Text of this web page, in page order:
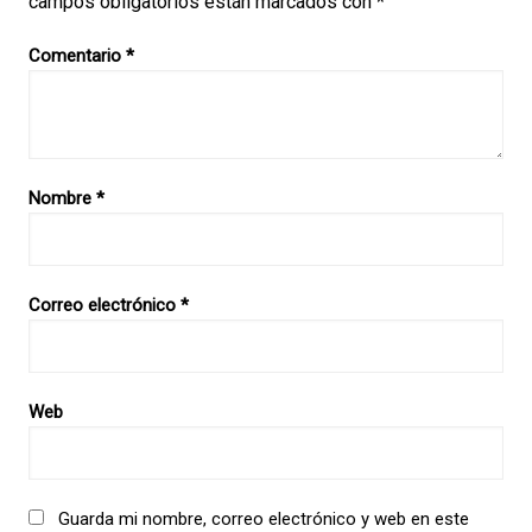
Comentario *
Nombre *
Correo electrónico *
Web
Guarda mi nombre, correo electrónico y web en este